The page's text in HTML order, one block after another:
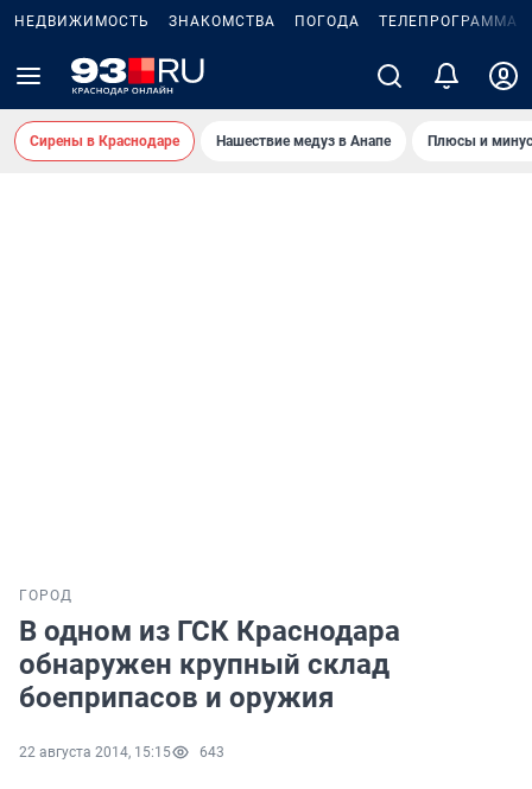
НЕДВИЖИМОСТЬ ЗНАКОМСТВА ПОГОДА ТЕЛЕПРОГРАММА
Сирены в Краснодаре Нашествие медуз в Анапе Плюсы и
ГОРОД
В одном из ГСК Краснодара
обнаружен крупный склад
боеприпасов и оружия
22 августа 2014, 15:15 643